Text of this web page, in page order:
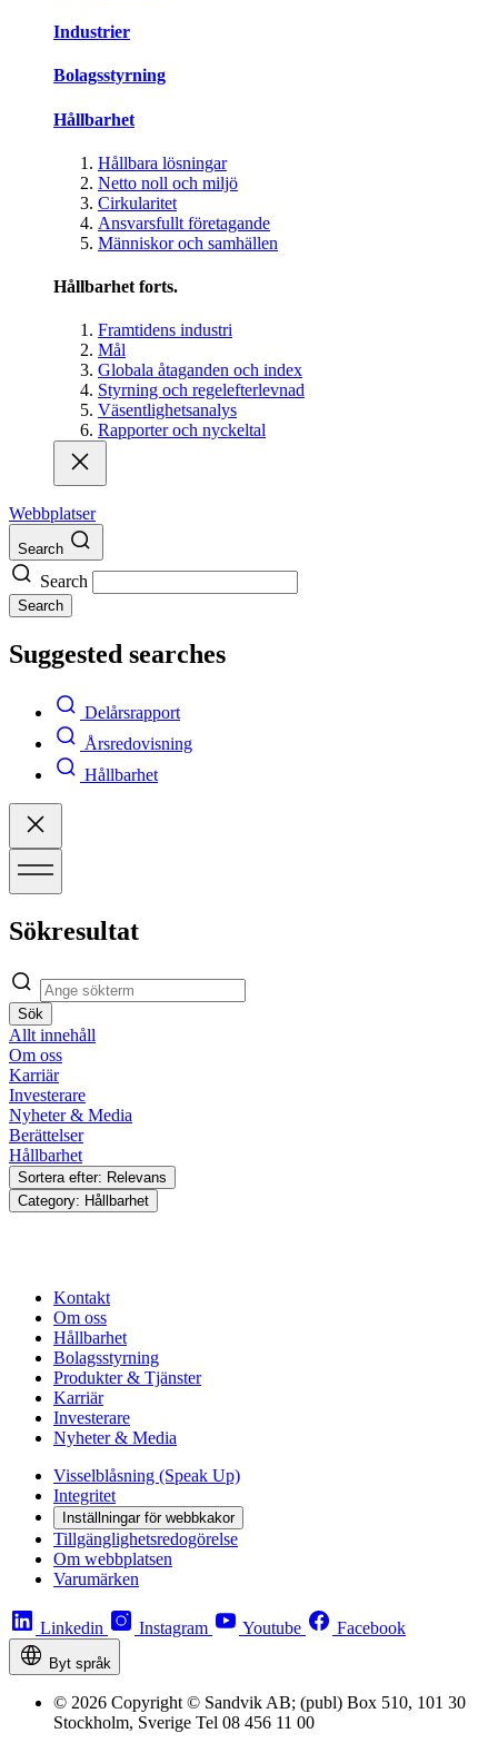
Industrier
Bolagsstyrning
Hållbarhet
Hållbara lösningar
Netto noll och miljö
Cirkularitet
Ansvarsfullt företagande
Människor och samhällen
Hållbarhet forts.
Framtidens industri
Mål
Globala åtaganden och index
Styrning och regelefterlevnad
Väsentlighetsanalys
Rapporter och nyckeltal
Webbplatser
Search
Search
Search
Suggested searches
Delårsrapport
Årsredovisning
Hållbarhet
Sökresultat
Sök
Allt innehåll
Om oss
Karriär
Investerare
Nyheter & Media
Berättelser
Hållbarhet
Sortera efter: Relevans
Category: Hållbarhet
Kontakt
Om oss
Hållbarhet
Bolagsstyrning
Produkter & Tjänster
Karriär
Investerare
Nyheter & Media
Visselblåsning (Speak Up)
Integritet
Inställningar för webbkakor
Tillgänglighetsredogörelse
Om webbplatsen
Varumärken
Linkedin Instagram Youtube Facebook
Byt språk
© 2026 Copyright © Sandvik AB; (publ) Box 510, 101 30
Stockholm, Sverige Tel 08 456 11 00